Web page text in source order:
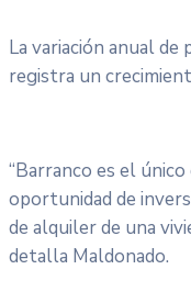
La variación anual
registra un
“Barranco es el
oportunidad de
de alquiler de una
detalla Maldonado.